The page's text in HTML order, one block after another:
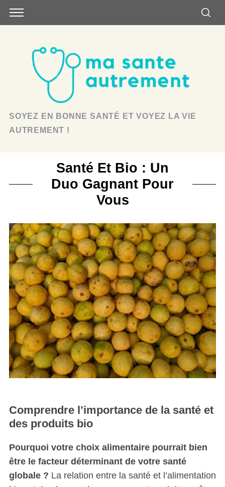
SOYEZ EN BONNE SANTÉ ET VOYEZ LA VIE
AUTREMENT !
Santé Et Bio : Un
Duo Gagnant Pour
Vous
Comprendre l’importance de la santé et
des produits bio
Pourquoi votre choix alimentaire pourrait bien
être le facteur déterminant de votre santé
globale ? La relation entre la santé et l’alimentation